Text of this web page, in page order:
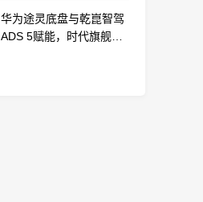
华为途灵底盘与乾崑智驾
ADS 5赋能，时代旗舰